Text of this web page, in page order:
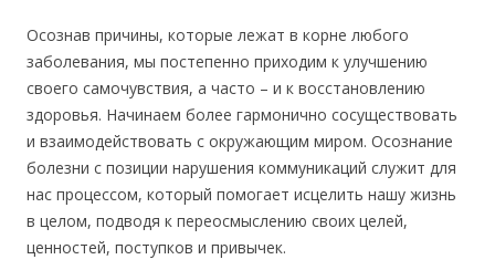
Осознав причины, которые лежат в корне любого
заболевания, мы постепенно приходим к улучшению
своего самочувствия, а часто – и к восстановлению
здоровья. Начинаем более гармонично сосуществовать
и взаимодействовать с окружающим миром. Осознание
болезни с позиции нарушения коммуникаций служит для
нас процессом, который помогает исцелить нашу жизнь
в целом, подводя к переосмыслению своих целей,
ценностей, поступков и привычек.